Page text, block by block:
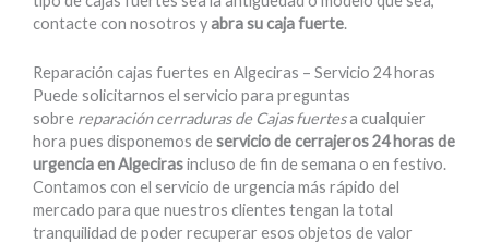
contacte con nosotros yabra su caja fuerte.
Reparación cajas fuertes en Algeciras – Servicio 24 horas
Puede solicitarnos el servicio para preguntas
sobre reparación cerraduras de Cajas fuertesa cualquier
hora pues disponemos deservicio de cerrajeros 24 horas de
urgencia en Algecirasincluso de fin de semana o en festivo.
Contamos con el servicio de urgencia más rápido del
mercado para que nuestros clientes tengan la total
tranquilidad de poder recuperar esos objetos de valor